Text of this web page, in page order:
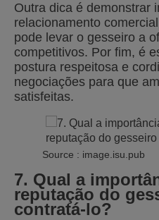
Outra dica é demonstrar
relacionamento
pode levar o gesseiro a
competitivos. Por fim, é
postura respeitosa e
negociações para que
satisfeitas.
Source : image.isu.pub
7. Qual a
reputação do
contratá-lo?